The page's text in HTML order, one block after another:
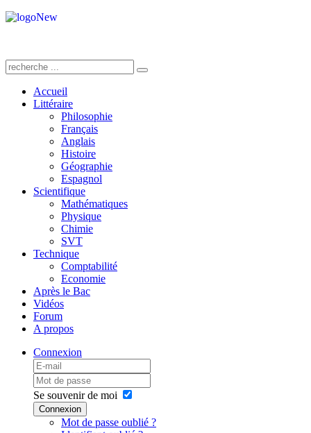
Accueil
Littéraire
Philosophie
Français
Anglais
Histoire
Géographie
Espagnol
Scientifique
Mathématiques
Physique
Chimie
SVT
Technique
Comptabilité
Economie
Après le Bac
Vidéos
Forum
A propos
Connexion
Se souvenir de moi
Connexion
Mot de passe oublié ?